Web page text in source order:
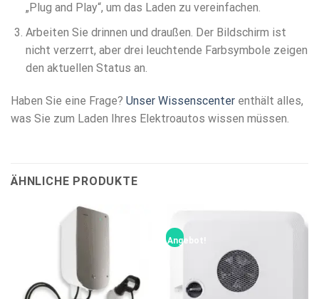
„Plug and Play“, um das Laden zu vereinfachen.
Arbeiten Sie drinnen und draußen. Der Bildschirm ist
nicht verzerrt, aber drei leuchtende Farbsymbole zeigen
den aktuellen Status an.
Haben Sie eine Frage? Unser Wissenscenter enthält alles,
was Sie zum Laden Ihres Elektroautos wissen müssen.
ÄHNLICHE PRODUKTE
Angebot!